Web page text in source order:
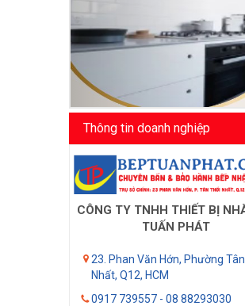
Thông tin doanh nghiệp
CÔNG TY TNHH THIẾT BỊ
TUẤN PHÁT
23. Phan Văn Hớn, Phường
Nhất, Q12, HCM
0917 739557 - 08 88293030